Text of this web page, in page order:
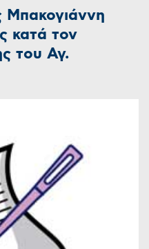
κατά τον
του Αγ.